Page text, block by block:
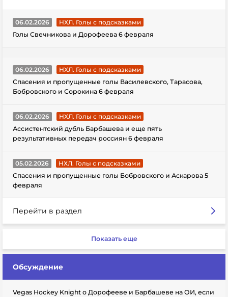
06.02.2026
НХЛ. Голы с подсказками
Голы Свечникова и Дорофеева 6 февраля
06.02.2026
НХЛ. Голы с подсказками
Спасения и пропущенные голы Василевского, Тарасова,
Бобровского и Сорокина 6 февраля
06.02.2026
НХЛ. Голы с подсказками
Ассистентский дубль Барбашева и еще пять
результативных передач россиян 6 февраля
05.02.2026
НХЛ. Голы с подсказками
Спасения и пропущенные голы Бобровского и Аскарова 5
февраля
Перейти в раздел
Показать еще
Обсуждение
Vegas Hockey Knight о Дорофееве и Барбашеве на ОИ, если